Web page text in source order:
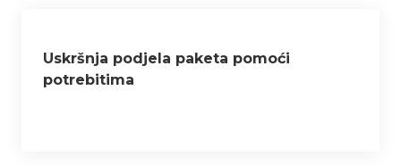
Uskršnja podjela paketa pomoći
potrebitima